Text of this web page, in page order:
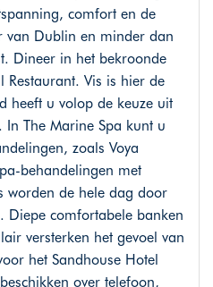
comfort en de
van Dublin en minder dan
Dineer in het bekroonde
Restaurant. Vis is hier de
heeft u volop de keuze uit
In The Marine Spa kunt u
zoals Voya
behandelingen met
worden de hele dag door
Diepe comfortabele banken
versterken het gevoel van
het Sandhouse Hotel
over telefoon,